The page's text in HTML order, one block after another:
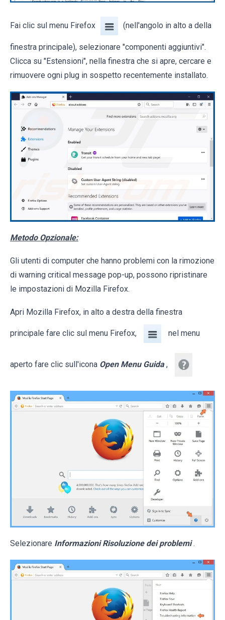
Fai clic sul menu Firefox (nell'angolo in alto a della
finestra principale), selezionare "componenti aggiuntivi".
Clicca su "Estensioni", nella finestra che si apre, cercare e
rimuovere ogni plug in sospetto recentemente installato.
Metodo Opzionale:
Gli utenti di computer che hanno problemi con la rimozione
di warning critical message pop-up, possono ripristinare
le impostazioni di Mozilla Firefox.
Apri Mozilla Firefox, in alto a destra della finestra
principale fare clic sul menu Firefox, nel menu
aperto fare clic sull'icona Open Menu Guida ,
Selezionare Informazioni Risoluzione dei problemi .